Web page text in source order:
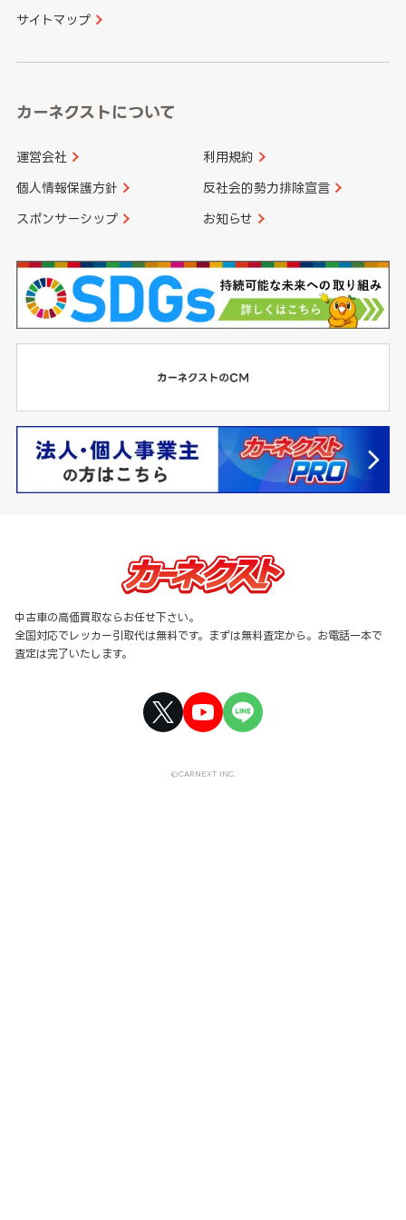
サイトマップ
カーネクストについて
運営会社 利用規約
個人情報保護方針 反社会的勢力排除宣言
スポンサーシップ お知らせ
中古車の高価買取ならお任せ下さい。
全国対応でレッカー引取代は無料です。まずは無料査定から。お電話一本で
査定は完了いたします。
©CARNEXT INC.